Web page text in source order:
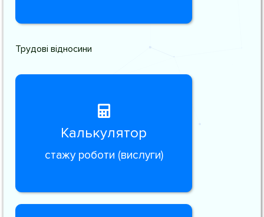
Трудові відносини
Калькулятор
стажу роботи (вислуги)